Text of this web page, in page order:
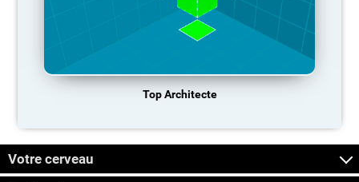
Top Architecte
Votre cerveau